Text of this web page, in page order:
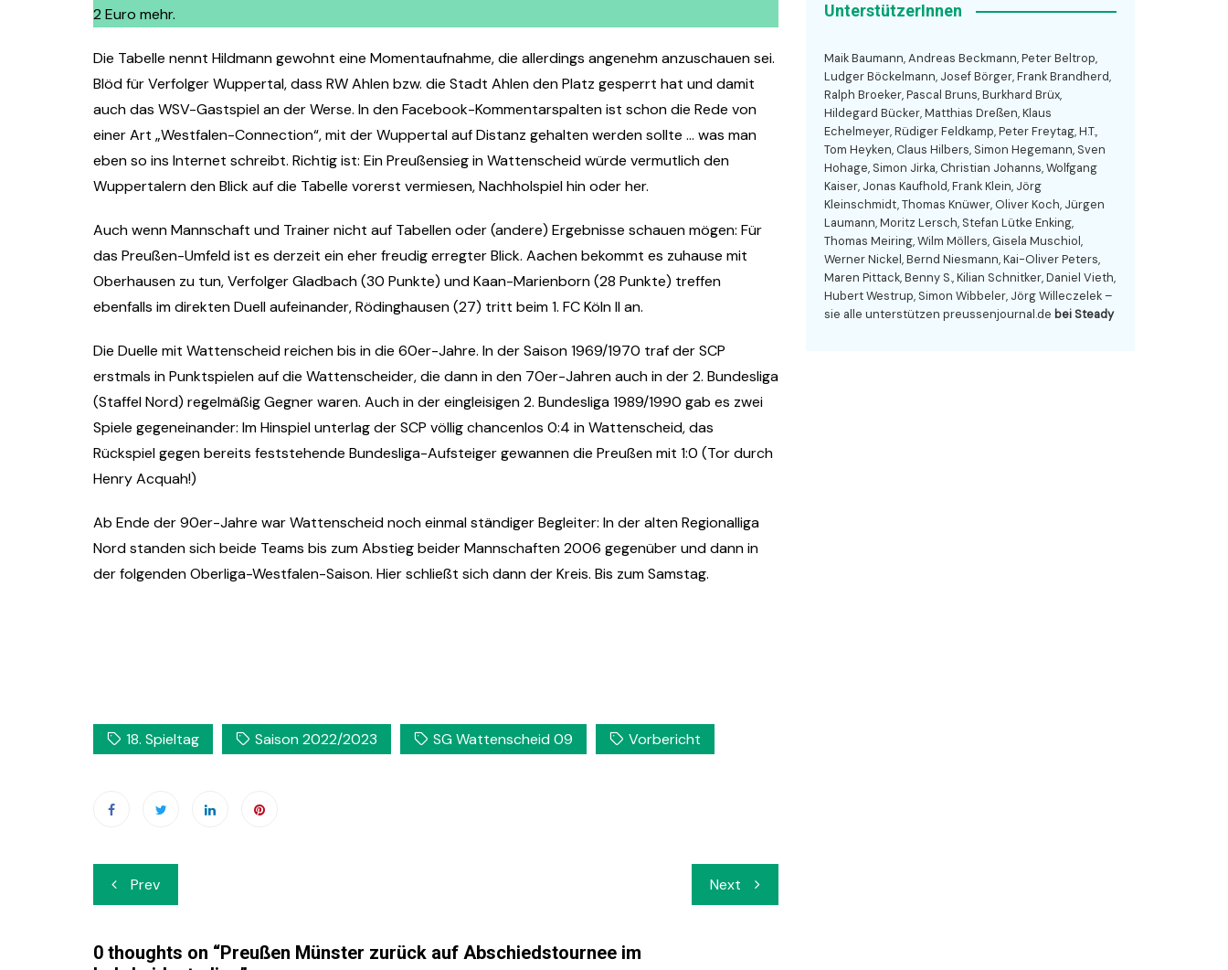
2 Euro mehr.
Die Tabelle nennt Hildmann gewohnt eine Momentaufnahme, die allerdings angenehm anzuschauen sei.
Blöd für Verfolger Wuppertal, dass RW Ahlen bzw. die Stadt Ahlen den Platz gesperrt hat und damit
auch das WSV-Gastspiel an der Werse. In den Facebook-Kommentarspalten ist schon die Rede von
einer Art „Westfalen-Connection“, mit der Wuppertal auf Distanz gehalten werden sollte … was man
eben so ins Internet schreibt. Richtig ist: Ein Preußensieg in Wattenscheid würde vermutlich den
Wuppertalern den Blick auf die Tabelle vorerst vermiesen, Nachholspiel hin oder her.
Auch wenn Mannschaft und Trainer nicht auf Tabellen oder (andere) Ergebnisse schauen mögen: Für
das Preußen-Umfeld ist es derzeit ein eher freudig erregter Blick. Aachen bekommt es zuhause mit
Oberhausen zu tun, Verfolger Gladbach (30 Punkte) und Kaan-Marienborn (28 Punkte) treffen
ebenfalls im direkten Duell aufeinander, Rödinghausen (27) tritt beim 1. FC Köln II an.
Die Duelle mit Wattenscheid reichen bis in die 60er-Jahre. In der Saison 1969/1970 traf der SCP
erstmals in Punktspielen auf die Wattenscheider, die dann in den 70er-Jahren auch in der 2. Bundesliga
(Staffel Nord) regelmäßig Gegner waren. Auch in der eingleisigen 2. Bundesliga 1989/1990 gab es zwei
Spiele gegeneinander: Im Hinspiel unterlag der SCP völlig chancenlos 0:4 in Wattenscheid, das
Rückspiel gegen bereits feststehende Bundesliga-Aufsteiger gewannen die Preußen mit 1:0 (Tor durch
Henry Acquah!)
Ab Ende der 90er-Jahre war Wattenscheid noch einmal ständiger Begleiter: In der alten Regionalliga
Nord standen sich beide Teams bis zum Abstieg beider Mannschaften 2006 gegenüber und dann in
der folgenden Oberliga-Westfalen-Saison. Hier schließt sich dann der Kreis. Bis zum Samstag.
18. Spieltag Saison 2022/2023 SG Wattenscheid 09 Vorbericht
Beitrags-
Navigation
Prev Next
0 thoughts on “Preußen Münster zurück auf Abschiedstournee im
UnterstützerInnen
Maik Baumann, Andreas Beckmann, Peter Beltrop,
Ludger Böckelmann, Josef Börger, Frank Brandherd,
Ralph Broeker, Pascal Bruns, Burkhard Brüx,
Hildegard Bücker, Matthias Dreßen, Klaus
Echelmeyer, Rüdiger Feldkamp, Peter Freytag, H.T.,
Tom Heyken, Claus Hilbers, Simon Hegemann, Sven
Hohage, Simon Jirka, Christian Johanns, Wolfgang
Kaiser, Jonas Kaufhold, Frank Klein, Jörg
Kleinschmidt, Thomas Knüwer, Oliver Koch, Jürgen
Laumann, Moritz Lersch, Stefan Lütke Enking,
Thomas Meiring, Wilm Möllers, Gisela Muschiol,
Werner Nickel, Bernd Niesmann, Kai-Oliver Peters,
Maren Pittack, Benny S., Kilian Schnitker, Daniel Vieth,
Hubert Westrup, Simon Wibbeler, Jörg Willeczelek –
sie alle unterstützen preussenjournal.de bei Steady